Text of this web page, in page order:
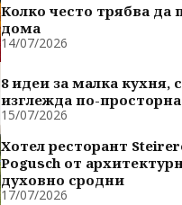
Колко често трябва да
дома
14/07/2026
8 идеи за малка кухня,
изглежда по-просторна
15/07/2026
Хотел ресторант
Pogusch от
духовно сродни
17/07/2026